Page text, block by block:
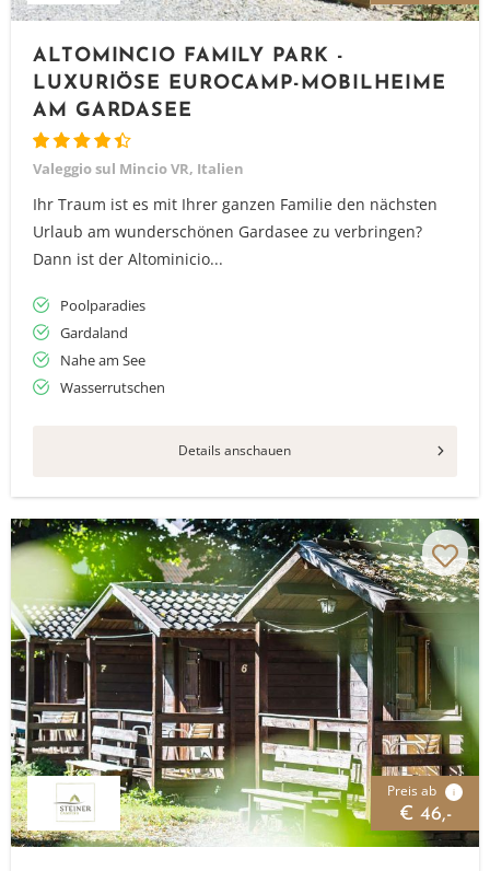
ALTOMINCIO FAMILY PARK -
LUXURIÖSE EUROCAMP-MOBILHEIME
AM GARDASEE
Valeggio sul Mincio VR, Italien
Ihr Traum ist es mit Ihrer ganzen Familie den nächsten
Urlaub am wunderschönen Gardasee zu verbringen?
Dann ist der Altominicio...
Poolparadies
Gardaland
Nahe am See
Wasserrutschen
Details anschauen
Preis ab i
€ 46,-